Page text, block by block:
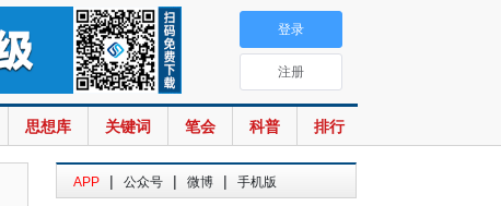
思想库 关键词 笔会 科普 排行
登录
注册
APP | 公众号 | 微博 | 手机版